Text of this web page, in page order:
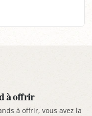
à offrir
à offrir, vous avez la